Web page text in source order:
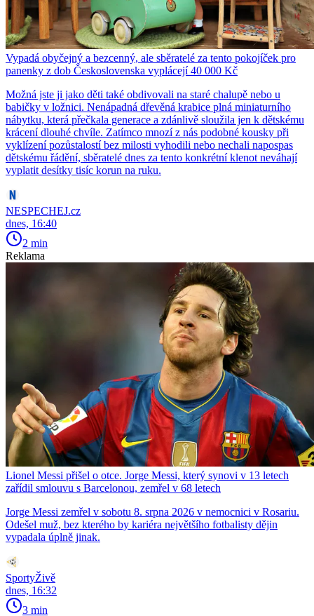
Vypadá obyčejný a bezcenný, ale sběratelé za tento pokojíček pro
panenky z dob Československa vyplácejí 40 000 Kč
Možná jste ji jako děti také obdivovali na staré chalupě nebo u
babičky v ložnici. Nenápadná dřevěná krabice plná miniaturního
nábytku, která přečkala generace a zdánlivě sloužila jen k dětskému
krácení dlouhé chvíle. Zatímco mnozí z nás podobné kousky při
vyklízení pozůstalostí bez milosti vyhodili nebo nechali napospas
dětskému řádění, sběratelé dnes za tento konkrétní klenot neváhají
vyplatit desítky tisíc korun na ruku.
NESPECHEJ.cz
dnes, 16:40
2 min
Reklama
Lionel Messi přišel o otce. Jorge Messi, který synovi v 13 letech
zařídil smlouvu s Barcelonou, zemřel v 68 letech
Jorge Messi zemřel v sobotu 8. srpna 2026 v nemocnici v Rosariu.
Odešel muž, bez kterého by kariéra největšího fotbalisty dějin
vypadala úplně jinak.
SportyŽivě
dnes, 16:32
3 min